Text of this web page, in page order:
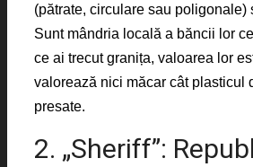
(pătrate, circulare sau poligonale)
Sunt mândria locală a băncii lor
ce ai trecut granița, valoarea lor
valorează nici măcar cât plasticul
presate.
2. „Sheriff”: